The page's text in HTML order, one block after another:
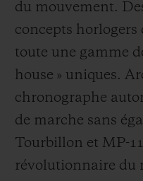
du mouvement.
concepts
toute une gamme
house » uniques.
chronographe
de marche sans
Tourbillon et MP-
révolutionnaire du